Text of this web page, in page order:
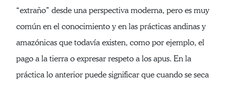
“extraño” desde una perspectiva moderna, pero es muy
común en el conocimiento y en las prácticas andinas y
amazónicas que todavía existen, como por ejemplo, el
pago a la tierra o expresar respeto a los apus. En la
práctica lo anterior puede significar que cuando se seca